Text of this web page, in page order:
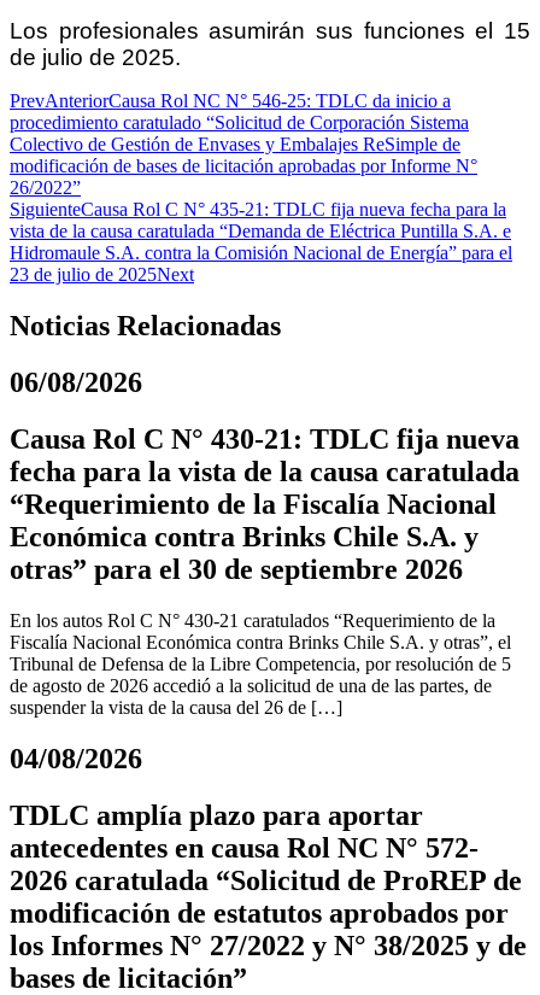
Los profesionales asumirán sus funciones el 15
de julio de 2025.
PrevAnteriorCausa Rol NC N° 546-25: TDLC da inicio a
procedimiento caratulado “Solicitud de Corporación Sistema
Colectivo de Gestión de Envases y Embalajes ReSimple de
modificación de bases de licitación aprobadas por Informe N°
26/2022”
SiguienteCausa Rol C N° 435-21: TDLC fija nueva fecha para la
vista de la causa caratulada “Demanda de Eléctrica Puntilla S.A. e
Hidromaule S.A. contra la Comisión Nacional de Energía” para el
23 de julio de 2025Next
Noticias Relacionadas
06/08/2026
Causa Rol C N° 430-21: TDLC fija nueva
fecha para la vista de la causa caratulada
“Requerimiento de la Fiscalía Nacional
Económica contra Brinks Chile S.A. y
otras” para el 30 de septiembre 2026
En los autos Rol C N° 430-21 caratulados “Requerimiento de la
Fiscalía Nacional Económica contra Brinks Chile S.A. y otras”, el
Tribunal de Defensa de la Libre Competencia, por resolución de 5
de agosto de 2026 accedió a la solicitud de una de las partes, de
suspender la vista de la causa del 26 de […]
04/08/2026
TDLC amplía plazo para aportar
antecedentes en causa Rol NC N° 572-
2026 caratulada “Solicitud de ProREP de
modificación de estatutos aprobados por
los Informes N° 27/2022 y N° 38/2025 y de
bases de licitación”